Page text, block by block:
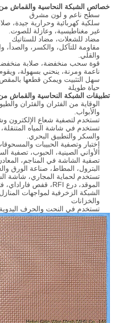
خصائص الشبكة النحاسية والقماش من
سطح ناعم و لون مشرق
سلكية كهربائية وحرارية جيدة،
غير مغناطيسية، وعازلة للصوت.
مضاد للشعلات، مضاد للستاتيك
مقاومة للتآكل، والكسر، والصدأ،
والقلي.
قوة سحب منخفضة، صلابة
ناعمة ومرنة، ينحني بسهولة،
سهل التثبيت ويمكن قطعها بالمقص
حياة طويلة
تطبيقات الشبكة النحاسية والقماش
الوقاية من الفئران والفئران
والأبواب.
تستخدم لتصفية شعاع الإلكترون
تستخدم في شاشة المياه المتنقلة،
والسكر والتطبيق البحري.
إختبار وتصفية الحبيبات
الأواني الصينية، الحبوب، تصفية
تصفية الشاشة في المناجم،
البترول، المطاط، صناعة الورق
تستخدم لحماية المجاري، شاشة
الموقد، درع RFI، قفص فاراداي، فتحات التهوية للمنازل.
الشبكة الزخرفية لمواجهات
والخزانات
تستخدم في النحت والحرف اليدوية